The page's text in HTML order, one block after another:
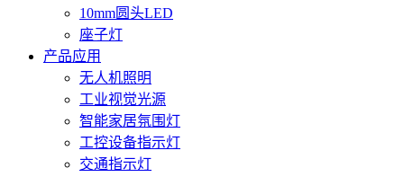
10mm圆头LED
座子灯
产品应用
无人机照明
工业视觉光源
智能家居氛围灯
工控设备指示灯
交通指示灯